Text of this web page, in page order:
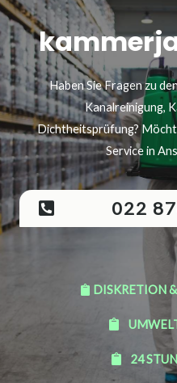
Haben Sie Fragen zu
Kanalreinigung,
Dichtheitsprüfung?
Service in
022
DISKRETION
24